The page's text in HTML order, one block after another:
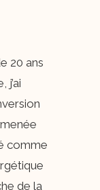
20 ans
j’ai
comme
de la